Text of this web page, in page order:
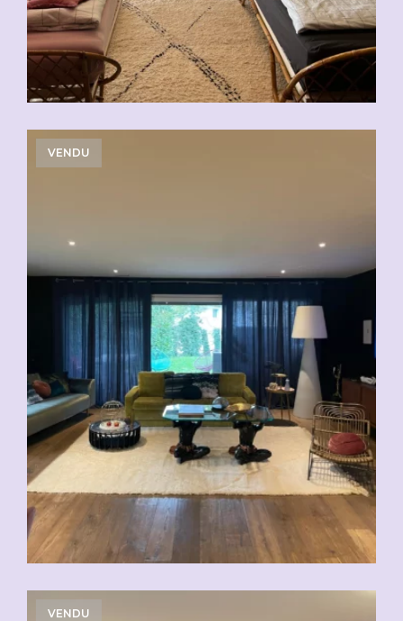
VENDU
VENDU